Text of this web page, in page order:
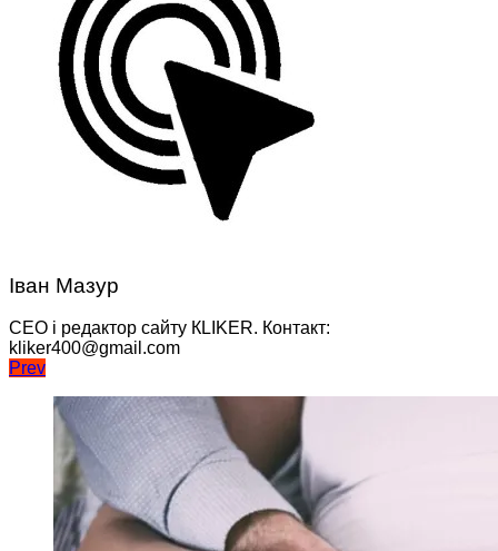
Іван Мазур
CEO і редактор сайту КLIKER. Контакт:
kliker400@gmail.com
Навігація
записів
Prev